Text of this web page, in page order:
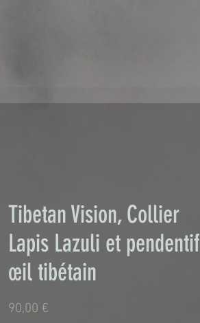
Tibetan Vision, Collier
Lapis Lazuli et pendentif
œil tibétain
90,00 €